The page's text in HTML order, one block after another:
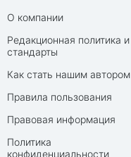
О компании
Редакционная политика и
стандарты
Как стать нашим автором
Правила пользования
Правовая информация
Политика
конфиденциальности